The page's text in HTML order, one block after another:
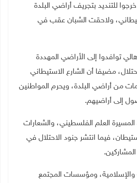
للتنديد بتجريف أراضي البلدة
ولاحقت الشبان عقب في
توافدوا إلى الأراضي المهددة
مضيفا أن الشارع الاستيطاني
من أراضي البلدة، ويحرم المواطنين
إلى أراضيهم.
العلم الفلسطيني، والشعارات
فيما انتشر جنود الاحتلال في
والإسلامية، ومؤسسات المجتمع